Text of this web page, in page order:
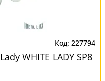
227794
WHITE LADY SP8